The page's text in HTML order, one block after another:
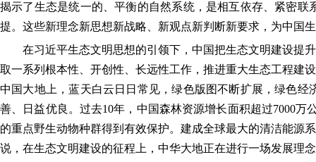
揭示了生态是统一的、平衡的自然系统，是相互依存、紧密
提。这些新理念新思想新战略、新观点新判断新要求，为中国
在习近平生态文明思想的引领下，中国把生态文明建设提升
取一系列根本性、开创性、长远性工作，推进重大生态工程建
中国大地上，蓝天白云日日常见，绿色版图不断扩展，绿色
善、日益优良。过去10年，中国森林资源增长面积超过7000
的重点野生动物种群得到有效保护。建成全球最大的清洁能源
说，在生态文明建设的征程上，中华大地正在进行一场发展理